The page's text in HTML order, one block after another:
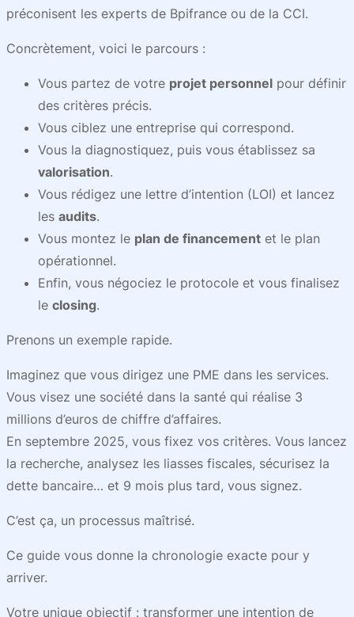
préconisent les experts de Bpifrance ou de la CCI.
Concrètement, voici le parcours :
Vous partez de votre projet personnel pour définir
des critères précis.
Vous ciblez une entreprise qui correspond.
Vous la diagnostiquez, puis vous établissez sa
valorisation.
Vous rédigez une lettre d’intention (LOI) et lancez
les audits.
Vous montez le plan de financement et le plan
opérationnel.
Enfin, vous négociez le protocole et vous finalisez
le closing.
Prenons un exemple rapide.
Imaginez que vous dirigez une PME dans les services.
Vous visez une société dans la santé qui réalise 3
millions d’euros de chiffre d’affaires.
En septembre 2025, vous fixez vos critères. Vous lancez
la recherche, analysez les liasses fiscales, sécurisez la
dette bancaire… et 9 mois plus tard, vous signez.
C’est ça, un processus maîtrisé.
Ce guide vous donne la chronologie exacte pour y
arriver.
Votre unique objectif : transformer une intention de